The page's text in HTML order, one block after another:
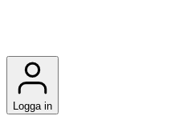
Logga in